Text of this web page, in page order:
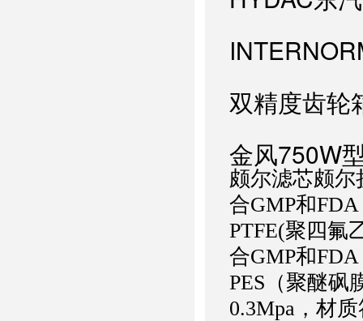
双精度齿轮
金风750W
颇尔滤芯颇
合GMP和
PTFE(聚四氟
合GMP和
PES（聚醚砜
0.3Mpa，材